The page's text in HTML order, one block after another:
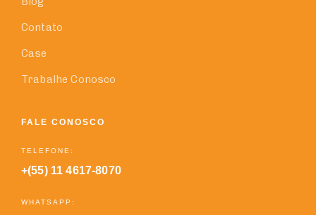
Contato
Case
Trabalhe Conosco
FALE CONOSCO
TELEFONE:
+(55) 11 4617-8070
WHATSAPP: